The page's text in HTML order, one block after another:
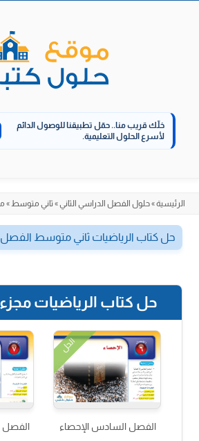
خلّك قريب منا.. حمّل تطبيقنا للوصول الدائم
لأسرع الحلول التعليمية.
الرئيسية»حلول الفصل الدراسي الثاني» ثاني متوسط»
حل كتاب الرياضيات ثاني متوسط الفصل
حل كتاب الرياضيات
الحل
الفصل السادس الإحصاء الفصل